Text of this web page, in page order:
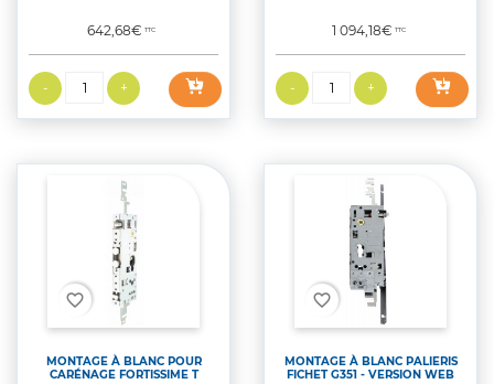
Prix
642,68€TTC Prix
1 094,18€TTC
favorite_border
MONTAGE À BLANC POUR
CARÉNAGE FORTISSIME T
favorite_border
MONTAGE À BLANC PALIERIS
FICHET G351 - VERSION WEB